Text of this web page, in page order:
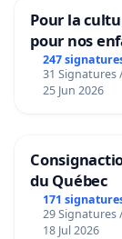
Pour la
pour nos
247
31 Signatures
25 Jun 2026
du Québec
171
29 Signatures
18 Jul 2026